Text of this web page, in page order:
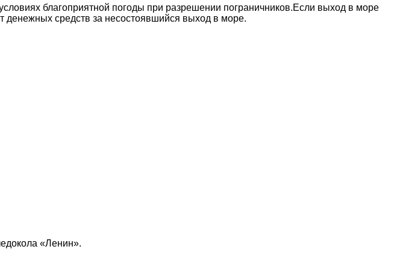
благоприятной погоды при разрешении пограничников.Если выход в море
денежных средств за несостоявшийся выход в море.
«Ленин».